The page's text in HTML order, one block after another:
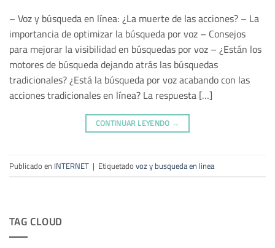
– Voz y búsqueda en línea: ¿La muerte de las acciones? – La
importancia de optimizar la búsqueda por voz – Consejos
para mejorar la visibilidad en búsquedas por voz – ¿Están los
motores de búsqueda dejando atrás las búsquedas
tradicionales? ¿Está la búsqueda por voz acabando con las
acciones tradicionales en línea? La respuesta […]
CONTINUAR LEYENDO →
Publicado en INTERNET | Etiquetadovoz y busqueda en linea
TAG CLOUD